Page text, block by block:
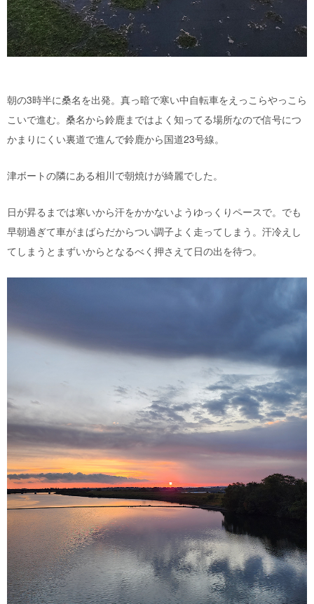
朝の3時半に桑名を出発。真っ暗で寒い中自転車をえっこらやっこら
こいで進む。桑名から鈴鹿まではよく知ってる場所なので信号につ
かまりにくい裏道で進んで鈴鹿から国道23号線。
津ボートの隣にある相川で朝焼けが綺麗でした。
日が昇るまでは寒いから汗をかかないようゆっくりペースで。でも
早朝過ぎて車がまばらだからつい調子よく走ってしまう。汗冷えし
てしまうとまずいからとなるべく押さえて日の出を待つ。